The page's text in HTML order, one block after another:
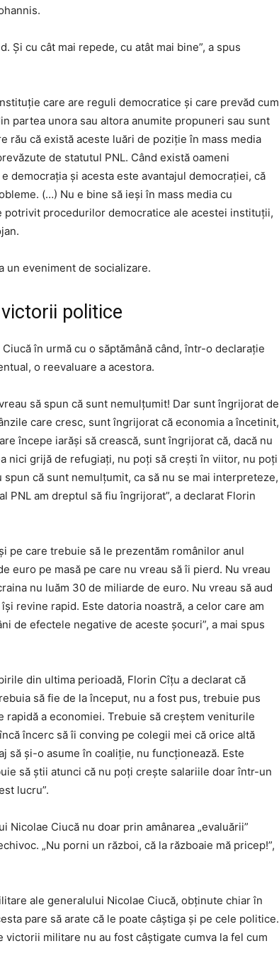
Şi cu cât mai repede, cu atât mai bine”, a spus
care are reguli democratice şi care prevăd cum
partea unora sau altora anumite propuneri sau sunt
rău că există aceste luări de poziţie în mass media
de statutul PNL. Când există oameni
democraţia şi acesta este avantajul democraţiei, că
(…) Nu e bine să ieşi în mass media cu
procedurilor democratice ale acestei instituţii,
un eveniment de socializare.
politice
în urmă cu o săptămână când, într-o declarație
o reevaluare a acestora.
să spun că sunt nemulțumit! Dar sunt îngrijorat de
care cresc, sunt îngrijorat că economia a încetinit,
începe iarăși să crească, sunt îngrijorat că, dacă nu
nici grijă de refugiați, nu poți să crești în viitor, nu poți
că sunt nemulțumit, ca să nu se mai interpreteze,
PNL am dreptul să fiu îngrijorat”, a declarat Florin
pe care trebuie să le prezentăm românilor anul
euro pe masă pe care nu vreau să îi pierd. Nu vreau
nu luăm 30 de miliarde de euro. Nu vreau să aud
revine rapid. Este datoria noastră, a celor care am
de efectele negative de aceste șocuri”, a mai spus
din ultima perioadă, Florin Cîțu a declarat că
să fie de la început, nu a fost pus, trebuie pus
a economiei. Trebuie să creștem veniturile
încerc să îi conving pe colegii mei că orice altă
să și-o asume în coaliție, nu funcționează. Este
să știi atunci că nu poți crește salariile doar într-un
lucru”.
Ciucă nu doar prin amânarea „evaluării”
„Nu porni un război, că la războaie mă pricep!”,
ale generalului Nicolae Ciucă, obținute chiar în
pare să arate că le poate câștiga și pe cele politice.
victorii militare nu au fost câștigate cumva la fel cum